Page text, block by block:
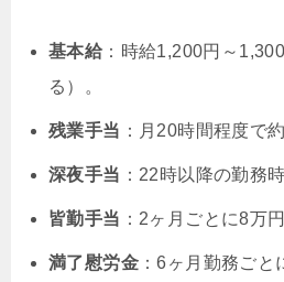
基本給 ：時給1,200円～
る）。
残業手当 ：月20時間程度で
深夜手当 ：22時以降の勤務
皆勤手当 ：2ヶ月ごとに8万
満了慰労金 ：6ヶ月勤務ご